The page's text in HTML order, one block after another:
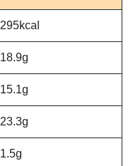
295kcal
18.9g
15.1g
23.3g
1.5g